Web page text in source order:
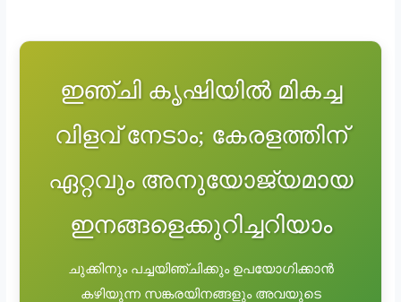
ഇഞ്ചി കൃഷിയിൽ മികച്ച
വിളവ് നേടാം; കേരളത്തിന്
ഏറ്റവും അനുയോജ്യമായ
ഇനങ്ങളെക്കുറിച്ചറിയാം
ചുക്കിനും പച്ചയിഞ്ചിക്കും ഉപയോഗിക്കാൻ
കഴിയുന്ന സങ്കരയിനങ്ങളും അവയുടെ